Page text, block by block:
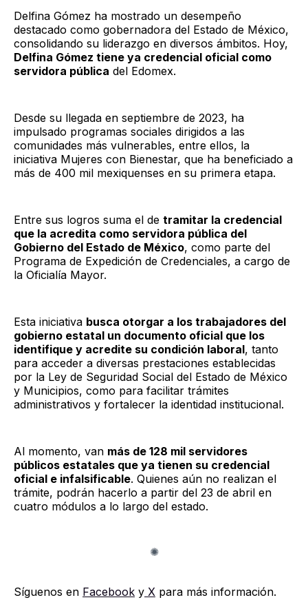
Delfina Gómez ha mostrado un desempeño
destacado como gobernadora del Estado de México,
consolidando su liderazgo en diversos ámbitos. Hoy,
Delfina Gómez tiene ya credencial oficial como
servidora pública del Edomex.
Desde su llegada en septiembre de 2023, ha
impulsado programas sociales dirigidos a las
comunidades más vulnerables, entre ellos, la
iniciativa Mujeres con Bienestar, que ha beneficiado a
más de 400 mil mexiquenses en su primera etapa.
Entre sus logros suma el de tramitar la credencial
que la acredita como servidora pública del
Gobierno del Estado de México, como parte del
Programa de Expedición de Credenciales, a cargo de
la Oficialía Mayor.
Esta iniciativa busca otorgar a los trabajadores del
gobierno estatal un documento oficial que los
identifique y acredite su condición laboral, tanto
para acceder a diversas prestaciones establecidas
por la Ley de Seguridad Social del Estado de México
y Municipios, como para facilitar trámites
administrativos y fortalecer la identidad institucional.
Al momento, van más de 128 mil servidores
públicos estatales que ya tienen su credencial
oficial e infalsificable. Quienes aún no realizan el
trámite, podrán hacerlo a partir del 23 de abril en
cuatro módulos a lo largo del estado.
Síguenos en Facebook y X para más información.